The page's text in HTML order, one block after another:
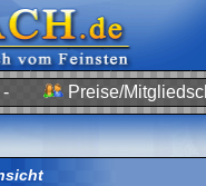
- Preise/